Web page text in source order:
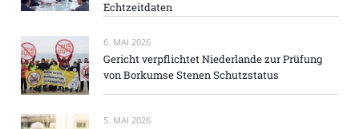
Echtzeitdaten
6. MAI 2026
Gericht verpflichtet Niederlande zur Prüfung
von Borkumse Stenen Schutzstatus
5. MAI 2026